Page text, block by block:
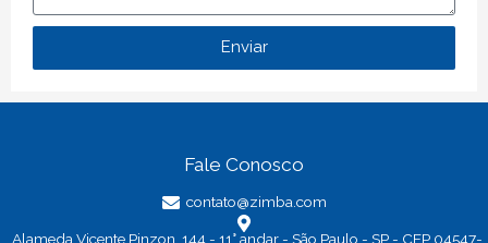
Enviar
Fale Conosco
contato@zimba.com
Alameda Vicente Pinzon, 144 - 11° andar - São Paulo - SP - CEP 04547-